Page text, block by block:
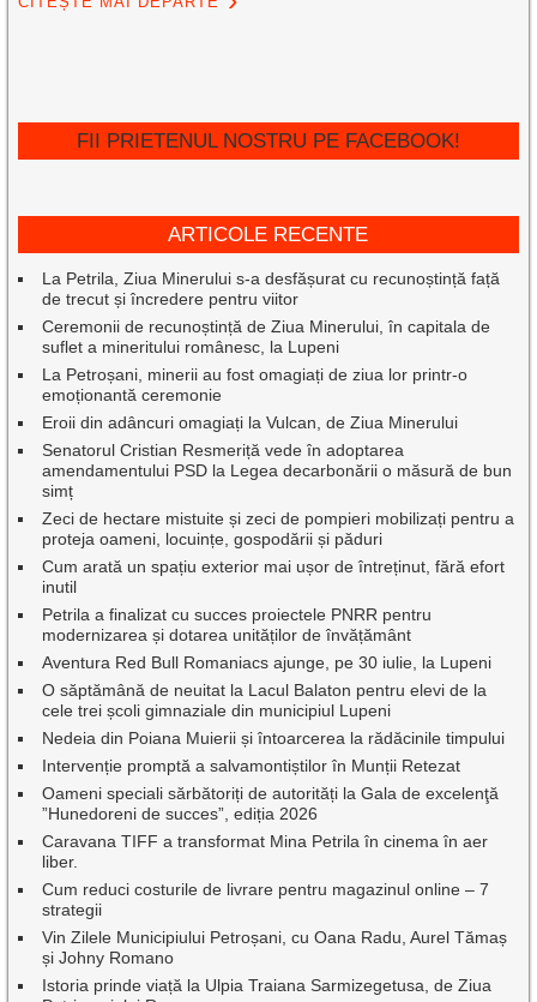
FII PRIETENUL NOSTRU PE FACEBOOK!
ARTICOLE RECENTE
La Petrila, Ziua Minerului s-a desfășurat cu recunoștință față
de trecut și încredere pentru viitor
Ceremonii de recunoștință de Ziua Minerului, în capitala de
suflet a mineritului românesc, la Lupeni
La Petroșani, minerii au fost omagiați de ziua lor printr-o
emoționantă ceremonie
Eroii din adâncuri omagiați la Vulcan, de Ziua Minerului
Senatorul Cristian Resmeriță vede în adoptarea
amendamentului PSD la Legea decarbonării o măsură de bun
simț
Zeci de hectare mistuite și zeci de pompieri mobilizați pentru a
proteja oameni, locuințe, gospodării și păduri
Cum arată un spațiu exterior mai ușor de întreținut, fără efort
inutil
Petrila a finalizat cu succes proiectele PNRR pentru
modernizarea și dotarea unităților de învățământ
Aventura Red Bull Romaniacs ajunge, pe 30 iulie, la Lupeni
O săptămână de neuitat la Lacul Balaton pentru elevi de la
cele trei școli gimnaziale din municipiul Lupeni
Nedeia din Poiana Muierii și întoarcerea la rădăcinile timpului
Intervenție promptă a salvamontiștilor în Munții Retezat
Oameni speciali sărbătoriți de autorități la Gala de excelenţă
”Hunedoreni de succes”, ediția 2026
Caravana TIFF a transformat Mina Petrila în cinema în aer
liber.
Cum reduci costurile de livrare pentru magazinul online – 7
strategii
Vin Zilele Municipiului Petroșani, cu Oana Radu, Aurel Tămaș
și Johny Romano
Istoria prinde viață la Ulpia Traiana Sarmizegetusa, de Ziua